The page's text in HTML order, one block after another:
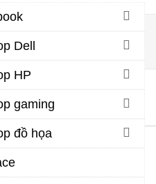
Dell
HP
gaming
đồ họa
Nhận hàng nhanh chóng
GIÁ